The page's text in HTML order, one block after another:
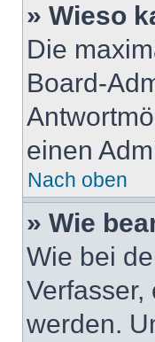
» Wieso
Die
Board-
einen
Nach oben
» Wie
Wie bei
werden.